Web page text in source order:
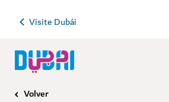
Visite Dubái
Volver